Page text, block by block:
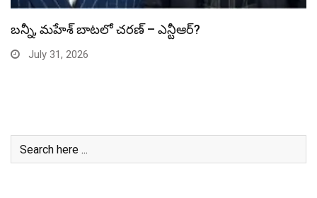
స్పైడర్ మ్యాన్ బాక్సాఫీస్ రికార్డు బద్దలు
July 31, 2026